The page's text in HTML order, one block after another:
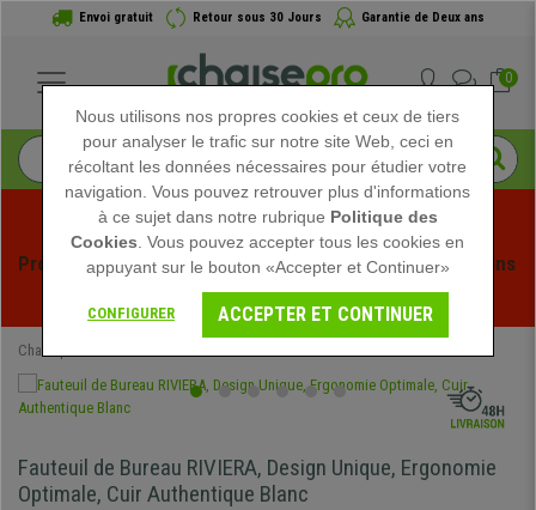
Envoi gratuit Retour sous 30 Jours Garantie de Deux ans
0
Profitez des soldes d'été chez Chaisepro ! Des réductions
exclusives pour une durée limitée - Voir l'offre
Chaisepro
Fauteuil de Bureau RIVIERA, Design Unique, Ergonomie
Optimale, Cuir Authentique Blanc
Nous utilisons nos propres cookies et ceux de tiers
pour analyser le trafic sur notre site Web, ceci en
récoltant les données nécessaires pour étudier votre
navigation. Vous pouvez retrouver plus d'informations
à ce sujet dans notre rubrique Politique des
Cookies . Vous pouvez accepter tous les cookies en
appuyant sur le bouton «Accepter et Continuer»
CONFIGURER ACCEPTER ET CONTINUER